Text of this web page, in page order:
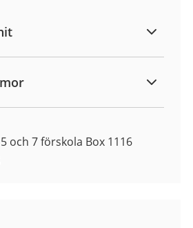
och 7 förskola Box 1116